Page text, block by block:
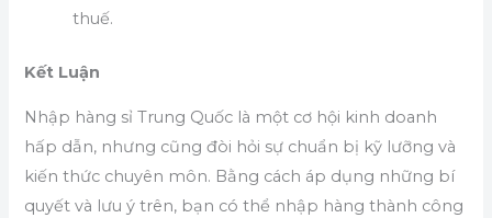
thuế.
Kết Luận
Nhập hàng sỉ Trung Quốc là một cơ hội kinh doanh
hấp dẫn, nhưng cũng đòi hỏi sự chuẩn bị kỹ lưỡng và
kiến thức chuyên môn. Bằng cách áp dụng những bí
quyết và lưu ý trên, bạn có thể nhập hàng thành công